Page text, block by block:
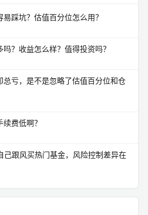
踩坑？估值百分位怎么用？
？收益怎么样？值得投资吗？
亏，是不是忽略了估值百分位和仓
费低啊？
己跟风买热门基金，风险控制差异在